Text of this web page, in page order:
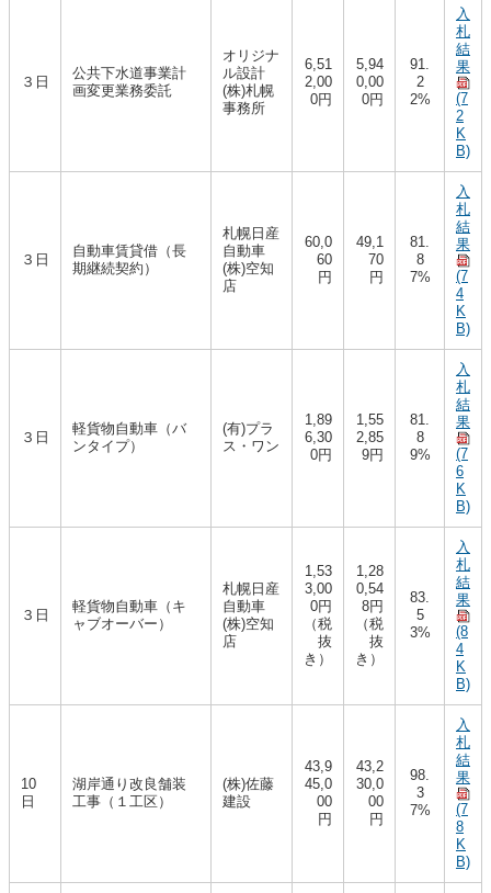
３日
公共下水道事業計
画変更業務委託
オリジナ
ル設計
(株)札幌
事務所
6,51
2,00
0円
5,94
0,00
0円
91.
2
2%
入
札
結
果
(7
2
K
B)
３日
自動車賃貸借（長
期継続契約）
札幌日産
自動車
(株)空知
店
60,0
60
円
49,1
70
円
81.
8
7%
入
札
結
果
(7
4
K
B)
３日
軽貨物自動車（バ
ンタイプ）
(有)プラ
ス・ワン
1,89
6,30
0円
1,55
2,85
9円
81.
8
9%
入
札
結
果
(7
6
K
B)
３日
軽貨物自動車（キ
ャブオーバー）
札幌日産
自動車
(株)空知
店
1,53
3,00
0円
（税
抜
き）
1,28
0,54
8円
（税
抜
き）
83.
5
3%
入
札
結
果
(8
4
K
B)
10
日
湖岸通り改良舗装
工事（１工区）
(株)佐藤
建設
43,9
45,0
00
円
43,2
30,0
00
円
98.
3
7%
入
札
結
果
(7
8
K
B)